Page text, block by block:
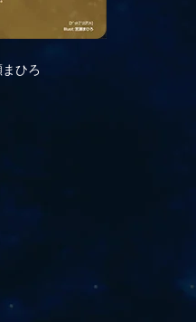
ひろ